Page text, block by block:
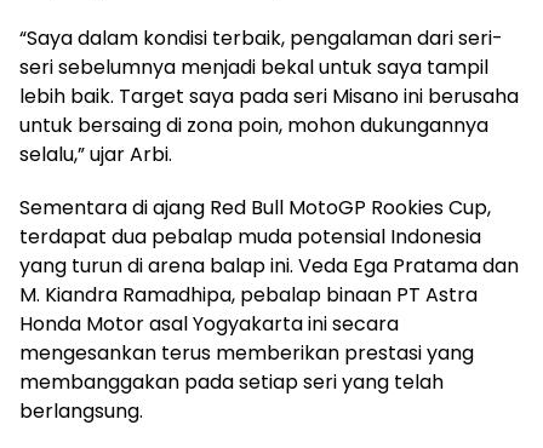
“Saya dalam kondisi terbaik, pengalaman dari seri-
seri sebelumnya menjadi bekal untuk saya tampil
lebih baik. Target saya pada seri Misano ini berusaha
untuk bersaing di zona poin, mohon dukungannya
selalu,” ujar Arbi.
Sementara di ajang Red Bull MotoGP Rookies Cup,
terdapat dua pebalap muda potensial Indonesia
yang turun di arena balap ini. Veda Ega Pratama dan
M. Kiandra Ramadhipa, pebalap binaan PT Astra
Honda Motor asal Yogyakarta ini secara
mengesankan terus memberikan prestasi yang
membanggakan pada setiap seri yang telah
berlangsung.